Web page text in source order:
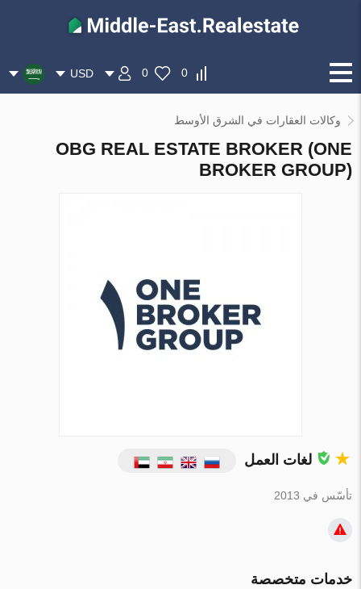
0
0
USD
وكالات العقارات في الشرق الأوسط
OBG REAL ESTATE BROKER (ONE
BROKER GROUP)
لغات العمل
تأسّس في 2013
خدمات متخصصة